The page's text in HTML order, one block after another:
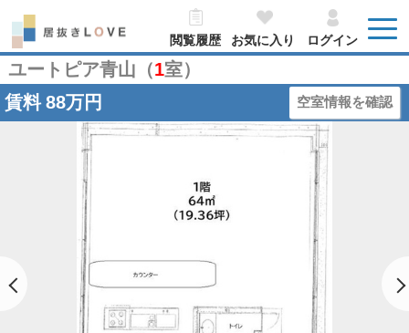
閲覧履歴 お気に入り ログイン
ユートピア青山（1室）
賃料 88万円 空室情報を確認